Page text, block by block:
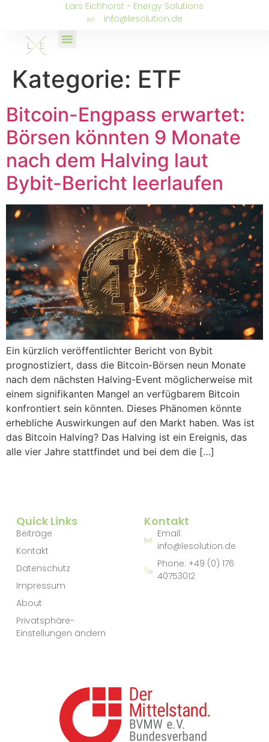
Lars Eichhorst - Energy Solutions
info@lesolution.de
Kategorie: ETF
Bitcoin-Engpass erwartet:
Börsen könnten 9 Monate
nach dem Halving laut
Bybit-Bericht leerlaufen
Ein kürzlich veröffentlichter Bericht von Bybit
prognostiziert, dass die Bitcoin-Börsen neun Monate
nach dem nächsten Halving-Event möglicherweise mit
einem signifikanten Mangel an verfügbarem Bitcoin
konfrontiert sein könnten. Dieses Phänomen könnte
erhebliche Auswirkungen auf den Markt haben. Was ist
das Bitcoin Halving? Das Halving ist ein Ereignis, das
alle vier Jahre stattfindet und bei dem die […]
Quick Links
Beiträge
Kontakt
Datenschutz
Impressum
About
Privatsphäre-
Einstellungen ändern
Kontakt
Email:
info@lesolution.de
Phone: +49 (0) 176
40753012